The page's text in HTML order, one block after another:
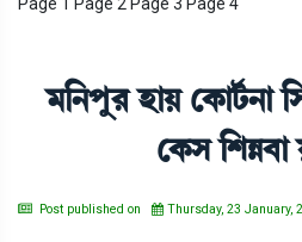
³[>šå¹ ÒàÚ
ëA¡Î
Post published on Thursday, 23 January,